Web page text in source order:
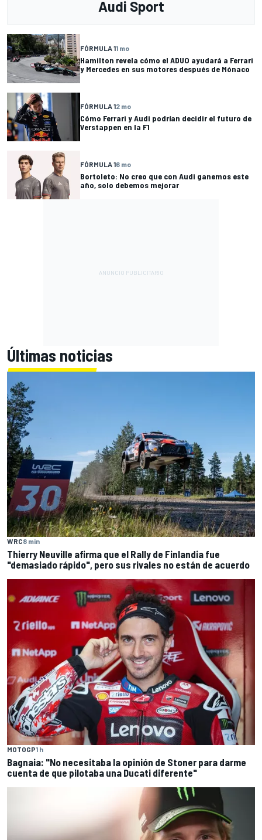
Audi Sport
FÓRMULA 11 mo
Hamilton revela cómo el ADUO ayudará a Ferrari
y Mercedes en sus motores después de Mónaco
FÓRMULA 12 mo
Cómo Ferrari y Audi podrían decidir el futuro de
Verstappen en la F1
FÓRMULA 16 mo
Bortoleto: No creo que con Audi ganemos este
año, solo debemos mejorar
Últimas noticias
WRC8 min
Thierry Neuville afirma que el Rally de Finlandia fue
"demasiado rápido", pero sus rivales no están de acuerdo
MOTOGP1 h
Bagnaia: "No necesitaba la opinión de Stoner para darme
cuenta de que pilotaba una Ducati diferente"